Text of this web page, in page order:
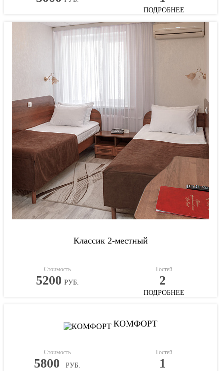
ПОДРОБНЕЕ
Классик 2-местный
Стоимость
5200 РУБ.
Гостей
2
ПОДРОБНЕЕ
КОМФОРТ
Стоимость
5800 РУБ.
Гостей
1